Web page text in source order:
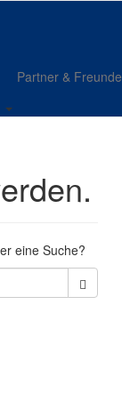
Partner & Freunde
eine Suche?